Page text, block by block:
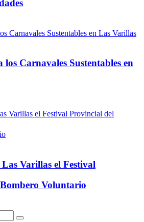
los Carnavales Sustentables en
Varillas el Festival
Voluntario